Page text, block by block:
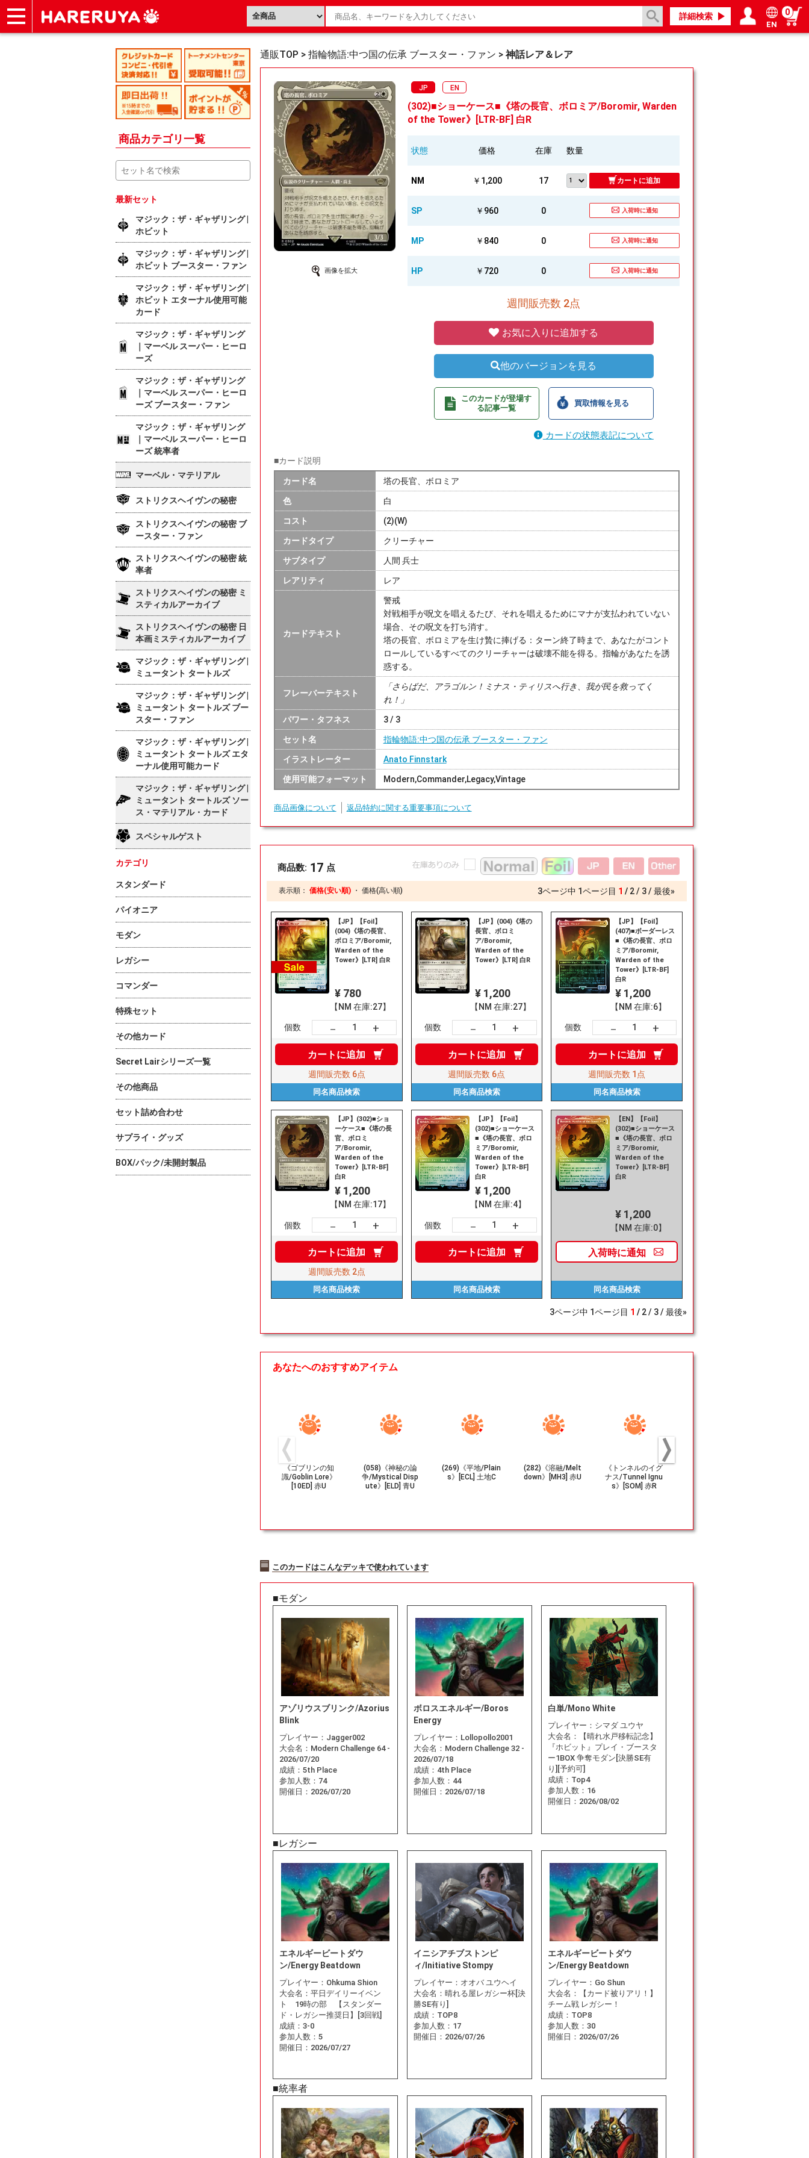
詳細検索
EN
0
商品カテゴリ一覧
通販TOP > 指輪物語:中つ国の伝承 ブースター・ファン > 神話レア＆レア
画像を拡大
JP EN
(302)■ショーケース■《塔の長官、ボロミア/Boromir, Warden
of the Tower》[LTR-BF] 白R
状態 価格 在庫 数量
NM ￥1,200 17 カートに追加
SP ￥960 0 入荷時に通知
MP ￥840 0 入荷時に通知
HP ￥720 0 入荷時に通知
週間販売数 2点
お気に入りに追加する
他のバージョンを見る
このカードが登場す
る記事一覧
買取情報を見る
カードの状態表記について
■カード説明
カード名 塔の長官、ボロミア
色 白
コスト (2)(W)
カードタイプ クリーチャー
サブタイプ 人間 兵士
レアリティ レア
カードテキスト
警戒
対戦相手が呪文を唱えるたび、それを唱えるためにマナが支払われていない
場合、その呪文を打ち消す。
塔の長官、ボロミアを生け贄に捧げる：ターン終了時まで、あなたがコント
ロールしているすべてのクリーチャーは破壊不能を得る。指輪があなたを誘
惑する。
フレーバーテキスト
「さらばだ、アラゴルン！ミナス・ティリスへ行き、我が民を救ってく
れ！」
パワー・タフネス 3 / 3
セット名 指輪物語:中つ国の伝承 ブースター・ファン
イラストレーター Anato Finnstark
使用可能フォーマット Modern,Commander,Legacy,Vintage
商品画像について 返品特約に関する重要事項について
商品数: 17 点
表示順： 価格(安い順) ・ 価格(高い順) 3ページ中 1ページ目 1 2 3 最後»
【JP】【Foil】
(004)《塔の長官、
ボロミア/Boromir,
Warden of the
Tower》[LTR] 白R
¥ 780
【NM 在庫:27】
個数 － +
カートに追加
週間販売数 6点
同名商品検索
【JP】(004)《塔の
長官、ボロミ
ア/Boromir,
Warden of the
Tower》[LTR] 白R
¥ 1,200
【NM 在庫:27】
個数 － +
カートに追加
週間販売数 6点
同名商品検索
【JP】【Foil】
(407)■ボーダーレス
■《塔の長官、ボロ
ミア/Boromir,
Warden of the
Tower》[LTR-BF]
白R
¥ 1,200
【NM 在庫:6】
個数 － +
カートに追加
週間販売数 1点
同名商品検索
【JP】(302)■ショ
ーケース■《塔の長
官、ボロミ
ア/Boromir,
Warden of the
Tower》[LTR-BF]
白R
¥ 1,200
【NM 在庫:17】
個数 － +
カートに追加
週間販売数 2点
同名商品検索
【JP】【Foil】
(302)■ショーケース
■《塔の長官、ボロ
ミア/Boromir,
Warden of the
Tower》[LTR-BF]
白R
¥ 1,200
【NM 在庫:4】
個数 － +
カートに追加
同名商品検索
【EN】【Foil】
(302)■ショーケース
■《塔の長官、ボロ
ミア/Boromir,
Warden of the
Tower》[LTR-BF]
白R
¥ 1,200
【NM 在庫:0】
入荷時に通知
同名商品検索
3ページ中 1ページ目 1 2 3 最後»
あなたへのおすすめアイテム
《ゴブリンの知
識/Goblin Lore》
[10ED] 赤U
(058)《神秘の論
争/Mystical Disp
ute》[ELD] 青U
(269)《平地/Plain
s》[ECL] 土地C
(282)《溶融/Melt
down》[MH3] 赤U
《トンネルのイグ
ナス/Tunnel Ignu
s》[SOM] 赤R
このカードはこんなデッキで使われています
■モダン
アゾリウスブリンク/Azorius
Blink
プレイヤー： Jagger002
大会名： Modern Challenge 64 -
2026/07/20
成績： 5th Place
参加人数： 74
開催日： 2026/07/20
ボロスエネルギー/Boros
Energy
プレイヤー： Lollopollo2001
大会名： Modern Challenge 32 -
2026/07/18
成績： 4th Place
参加人数： 44
開催日： 2026/07/18
白単/Mono White
プレイヤー： シマダ ユウヤ
大会名：
【晴れ水戸移転記念】
『ホビット』プレイ・ブースタ
ー1BOX 争奪モダン[決勝SE有
り][予約可]
成績： Top4
参加人数： 16
開催日： 2026/08/02
■レガシー
エネルギービートダウ
ン/Energy Beatdown
プレイヤー： Ohkuma Shion
大会名： 平日デイリーイベン
ト 19時の部 【スタンダー
ド・レガシー推奨日】[3回戦]
成績： 3-0
参加人数： 5
開催日： 2026/07/27
イニシアチブストンピ
ィ/Initiative Stompy
プレイヤー： オオバ ユウヘイ
大会名： 晴れる屋レガシー杯[決
勝SE有り]
成績： TOP8
参加人数： 17
開催日： 2026/07/26
エネルギービートダウ
ン/Energy Beatdown
プレイヤー： Go Shun
大会名：
【カード被りアリ！】
チーム戦 レガシー！
成績： TOP8
参加人数： 30
開催日： 2026/07/26
■統率者